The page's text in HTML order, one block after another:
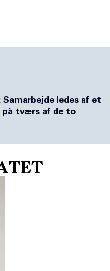
ledes af et
på tværs af de to